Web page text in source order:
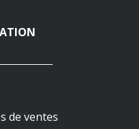
de ventes